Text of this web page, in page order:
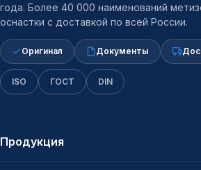
года. Более 40 000 наименований
оснастки с доставкой по всей России.
Оригинал Документы
ISO ГОСТ DIN
Продукция